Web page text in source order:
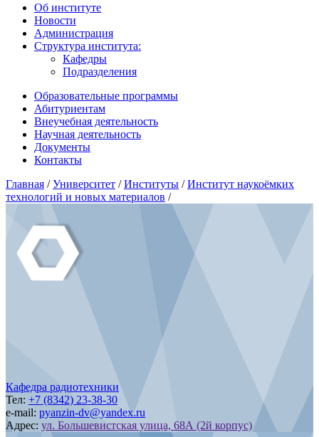
Об институте
Новости
Администрация
Структура института:
Кафедры
Подразделения
Образовательные программы
Абитуриентам
Внеучебная деятельность
Научная деятельность
Документы
Контакты
Главная /Университет /Институты /Институт наукоёмких
технологий и новых материалов /
Кафедра радиотехники
Тел: +7 (8342) 23-38-30
e-mail: pyanzin-dv@yandex.ru
Адрес: ул. Большевистская улица, 68А (2й корпус)